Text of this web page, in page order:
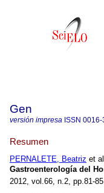
Gen
versión impresa ISSN 0016-
Resumen
PERNALETE, Beatriz et
Gastroenterología del
2012, vol.66, n.2, pp.81-